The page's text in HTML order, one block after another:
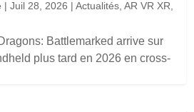
|Juil 28, 2026 |Actualités,AR VR XR,
Battlemarked arrive sur
plus tard en 2026 en cross-